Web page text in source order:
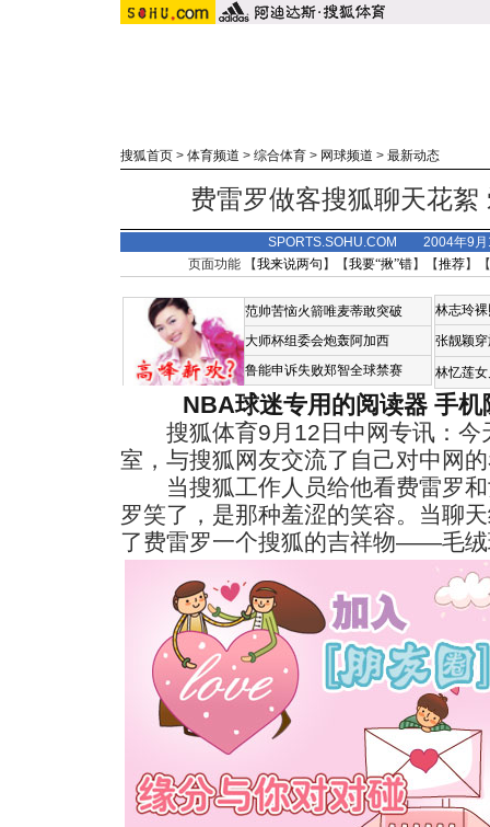
搜狐首页 > 体育频道 > 综合体育 > 网球频道 > 最新动态
费雷罗做客搜狐聊天花絮
SPORTS.SOHU.COM 2004年9
页面功能 【我来说两句 】【我要“揪”错】【推荐】
范帅苦恼火箭唯麦蒂敢突破
大师杯组委会炮轰阿加西
鲁能申诉失败郑智全球禁赛
林志玲
张靓颖
林忆莲
NBA球迷专用的阅读器 手机
搜狐体育9月12日中网专讯：今
室，与搜狐网友交流了自己对中网
当搜狐工作人员给他看费雷罗和
罗笑了，是那种羞涩的笑容。当聊
了费雷罗一个搜狐的吉祥物——毛